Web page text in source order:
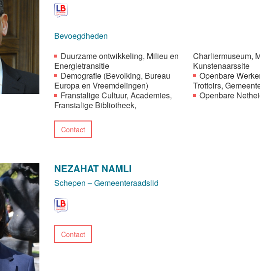
Bevoegdheden
Duurzame ontwikkeling, Milieu en
Energietransitie
Demografie (Bevolking, Bureau
Europa en Vreemdelingen)
Franstalige Cultuur, Academies,
Franstalige Bibliotheek,
Charliermuseum,
Kunstenaarssite
Openbare
Trottoirs,
Openbare
Contact
NEZAHAT NAMLI
Schepen – Gemeenteraadslid
Contact